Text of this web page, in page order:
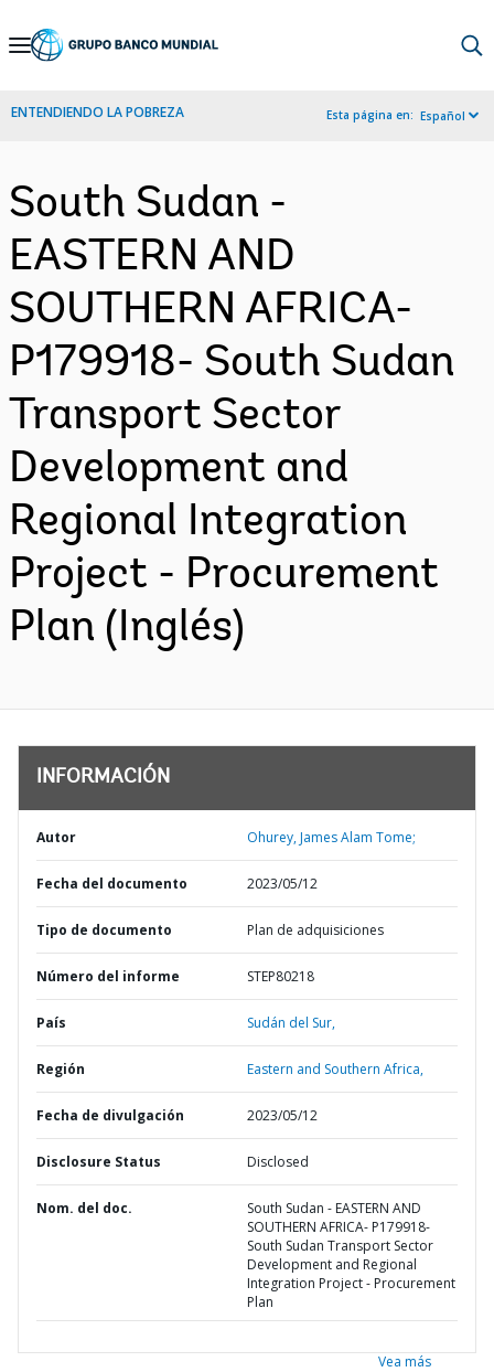
Skip
Navigation
ENTENDIENDO LA POBREZA Esta página en: Español
South Sudan -
EASTERN AND
SOUTHERN AFRICA-
P179918- South Sudan
Transport Sector
Development and
Regional Integration
Project - Procurement
Plan (Inglés)
INFORMACIÓN
Autor Ohurey, James Alam Tome;
Fecha del documento 2023/05/12
Tipo de documento Plan de adquisiciones
Número del informe STEP80218
País Sudán del Sur,
Región Eastern and Southern Africa,
Fecha de divulgación 2023/05/12
Disclosure Status Disclosed
Nom. del doc.
South Sudan - EASTERN AND
SOUTHERN AFRICA- P179918-
South Sudan Transport Sector
Development and Regional
Integration Project - Procurement
Plan
Vea más